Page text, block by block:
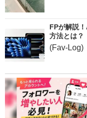
FPが解説
方法とは？
(Fav-Log)